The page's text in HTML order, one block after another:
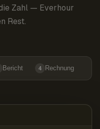
Zahl — Everhour
Rest.
Bericht 4 Rechnung